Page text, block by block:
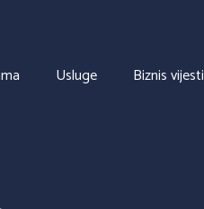
Usluge Biznis vijesti